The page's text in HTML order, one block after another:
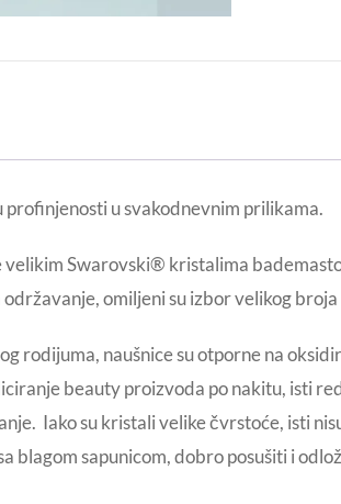
profinjenosti u svakodnevnim prilikama.
velikim Swarovski® kristalima
omiljeni su izbor velikog
rodijuma, naušnice su otporne na
beauty proizvoda po nakitu, isti
Iako su kristali velike čvrstoće, isti
blagom sapunicom, dobro posušiti i